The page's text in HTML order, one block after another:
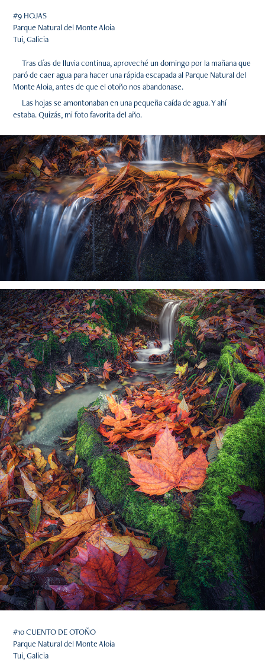
#9 HOJAS
Parque Natural del Monte Aloia
Tui, Galicia
Tras días de lluvia continua, aproveché un domingo por la mañana que
paró de caer agua para hacer una rápida escapada al Parque Natural del
Monte Aloia, antes de que el otoño nos abandonase.
Las hojas se amontonaban en una pequeña caída de agua. Y ahí
estaba. Quizás, mi foto favorita del año.
#10 CUENTO DE OTOÑO
Parque Natural del Monte Aloia
Tui, Galicia